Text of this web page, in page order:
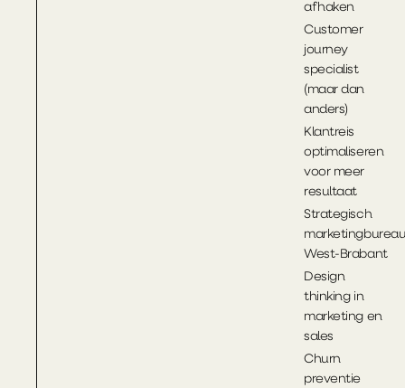
afhaken
Customer
journey
specialist
(maar dan
anders)
Klantreis
optimaliseren
voor meer
resultaat
Strategisch
West-Brabant
Design
thinking in
marketing en
sales
Churn
preventie